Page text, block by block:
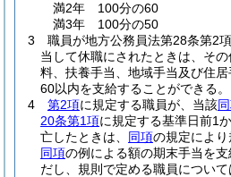
満2年 100分の60
満3年 100分の50
3
職員が地方公務員法第28条第2
当して休職にされたときは、そ
料、扶養手当、地域手当及び住
60以内を支給することができる。
4
第2項に規定する職員が、当該
20条第1項に規定する基準日前1
亡したときは、 同項の規定によ
同項の例による額の期末手当を支
だし、規則で定める職員について